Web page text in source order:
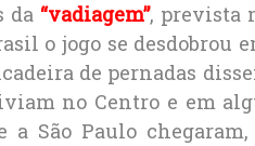
da “vadiagem”, prevista
o jogo se desdobrou
de pernadas
no Centro e em
a São Paulo